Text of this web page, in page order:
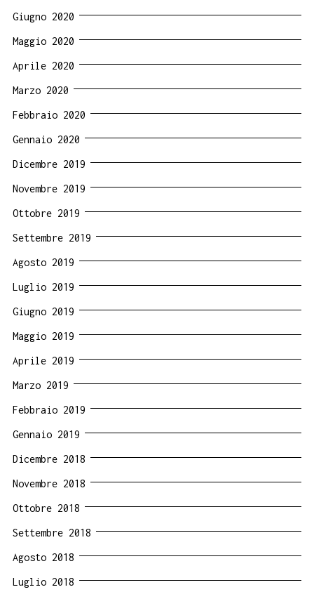
Giugno 2020
Maggio 2020
Aprile 2020
Marzo 2020
Febbraio 2020
Gennaio 2020
Dicembre 2019
Novembre 2019
Ottobre 2019
Settembre 2019
Agosto 2019
Luglio 2019
Giugno 2019
Maggio 2019
Aprile 2019
Marzo 2019
Febbraio 2019
Gennaio 2019
Dicembre 2018
Novembre 2018
Ottobre 2018
Settembre 2018
Agosto 2018
Luglio 2018